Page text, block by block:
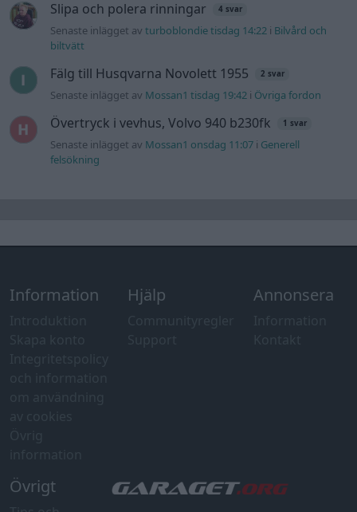
Slipa och polera rinningar 4 svar
Senaste inlägget avturboblondie tisdag 14:22 i Bilvård och
biltvätt
Fälg till Husqvarna Novolett 1955 2 svar
Senaste inlägget av Mossan1 tisdag 19:42 i Övriga fordon
Övertryck i vevhus, Volvo 940 b230fk 1 svar
Senaste inlägget av Mossan1 onsdag 11:07 i Generell
felsökning
Information Hjälp Annonsera
Övrigt